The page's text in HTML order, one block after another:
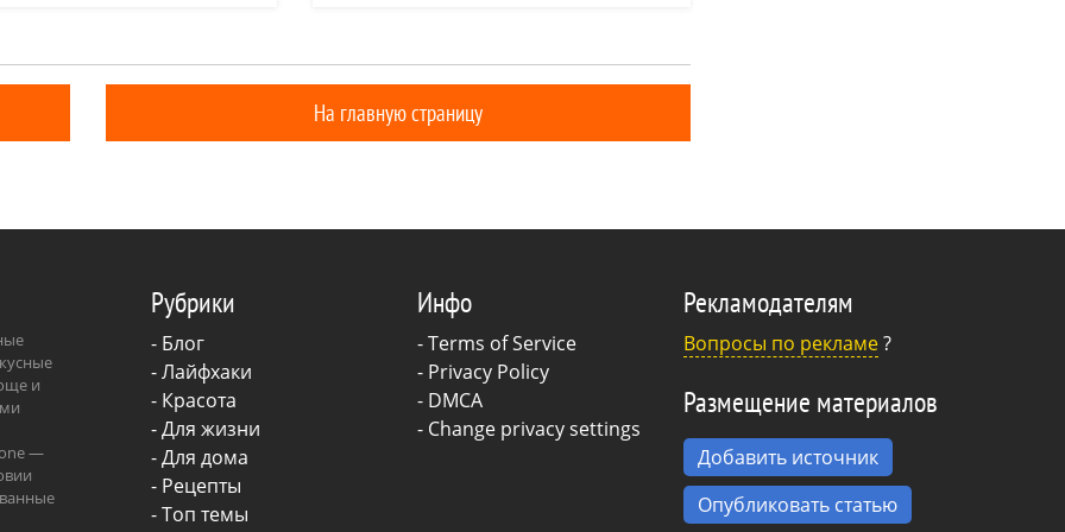
вам не даст никто.
На главную страницу
и
—
Рубрики
- Блог
-Лайфхаки
- Красота
-Для жизни
-Для дома
- Рецепты
- Топ темы
Инфо
-Terms of Service
- Privacy Policy
- DMCA
- Change privacy settings
Рекламодателям
Вопросы по рекламе?
Размещение материалов
Добавить источник
Опубликовать статью